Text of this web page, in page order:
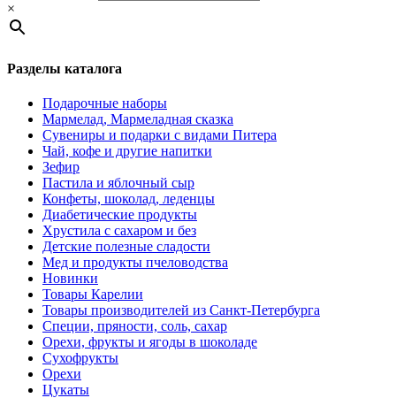
×
Разделы каталога
Подарочные наборы
Мармелад, Мармеладная сказка
Сувениры и подарки с видами Питера
Чай, кофе и другие напитки
Зефир
Пастила и яблочный сыр
Конфеты, шоколад, леденцы
Диабетические продукты
Хрустила с сахаром и без
Детские полезные сладости
Мед и продукты пчеловодства
Новинки
Товары Карелии
Товары производителей из Санкт-Петербурга
Специи, пряности, соль, сахар
Орехи, фрукты и ягоды в шоколаде
Сухофрукты
Орехи
Цукаты